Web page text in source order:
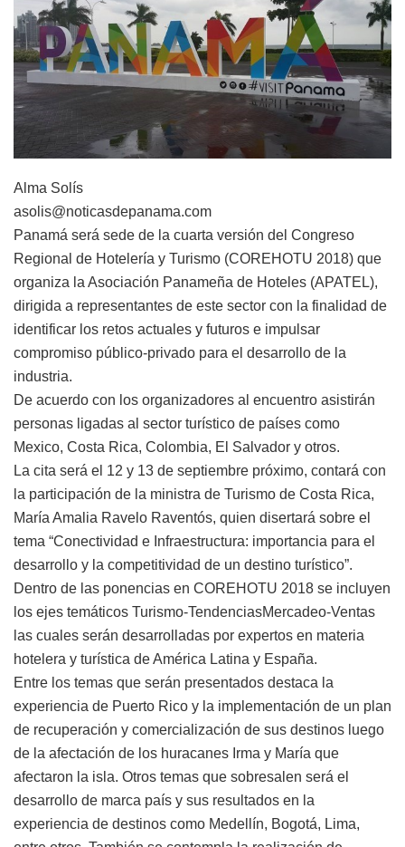
Alma Solís
asolis@noticasdepanama.com
Panamá será sede de la cuarta versión del Congreso
Regional de Hotelería y Turismo (COREHOTU 2018) que
organiza la Asociación Panameña de Hoteles (APATEL),
dirigida a representantes de este sector con la finalidad de
identificar los retos actuales y futuros e impulsar
compromiso público-privado para el desarrollo de la
industria.
De acuerdo con los organizadores al encuentro asistirán
personas ligadas al sector turístico de países como
Mexico, Costa Rica, Colombia, El Salvador y otros.
La cita será el 12 y 13 de septiembre próximo, contará con
la participación de la ministra de Turismo de Costa Rica,
María Amalia Ravelo Raventós, quien disertará sobre el
tema “Conectividad e Infraestructura: importancia para el
desarrollo y la competitividad de un destino turístico”.
Dentro de las ponencias en COREHOTU 2018 se incluyen
los ejes temáticos Turismo-TendenciasMercadeo-Ventas
las cuales serán desarrolladas por expertos en materia
hotelera y turística de América Latina y España.
Entre los temas que serán presentados destaca la
experiencia de Puerto Rico y la implementación de un plan
de recuperación y comercialización de sus destinos luego
de la afectación de los huracanes Irma y María que
afectaron la isla. Otros temas que sobresalen será el
desarrollo de marca país y sus resultados en la
experiencia de destinos como Medellín, Bogotá, Lima,